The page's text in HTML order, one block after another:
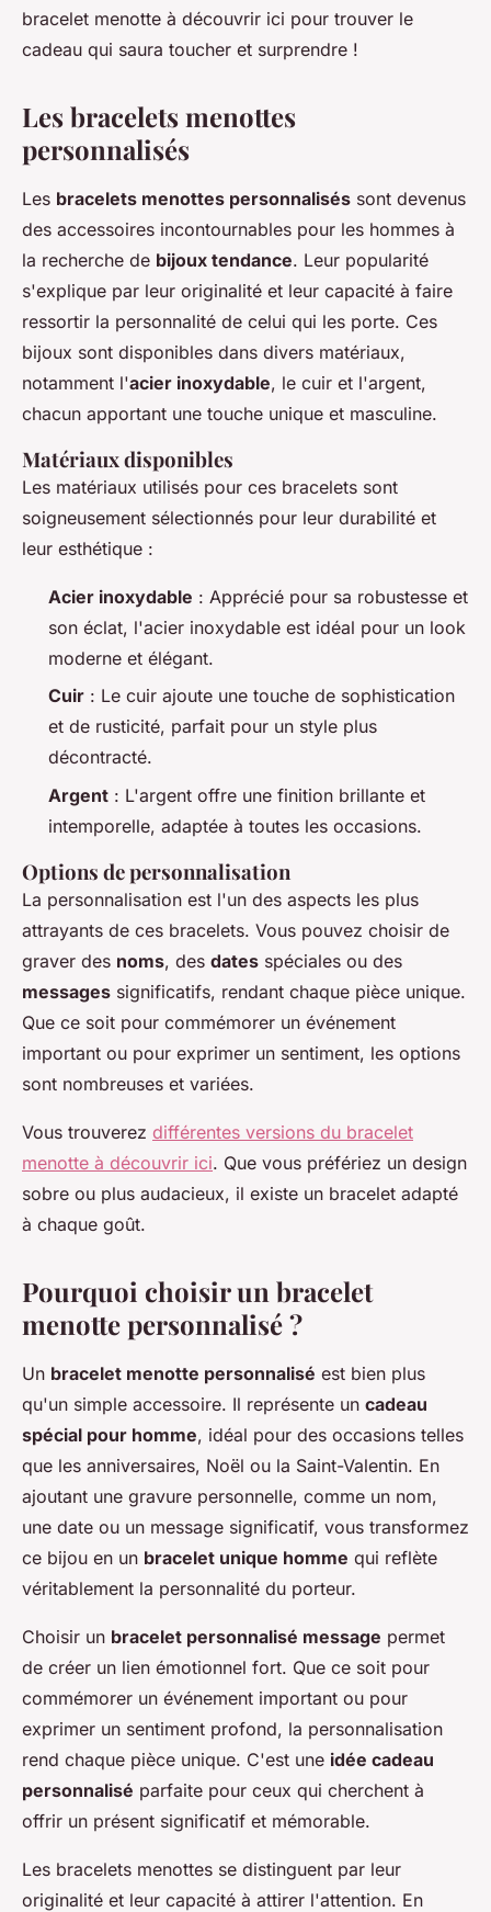
bracelet menotte à découvrir ici pour trouver le
cadeau qui saura toucher et surprendre !
Les bracelets menottes
personnalisés
Les bracelets menottes personnalisés sont devenus
des accessoires incontournables pour les hommes à
la recherche de bijoux tendance. Leur popularité
s'explique par leur originalité et leur capacité à faire
ressortir la personnalité de celui qui les porte. Ces
bijoux sont disponibles dans divers matériaux,
notamment l'acier inoxydable, le cuir et l'argent,
chacun apportant une touche unique et masculine.
Matériaux disponibles
Les matériaux utilisés pour ces bracelets sont
soigneusement sélectionnés pour leur durabilité et
leur esthétique :
Acier inoxydable : Apprécié pour sa robustesse et
son éclat, l'acier inoxydable est idéal pour un look
moderne et élégant.
Cuir : Le cuir ajoute une touche de sophistication
et de rusticité, parfait pour un style plus
décontracté.
Argent : L'argent offre une finition brillante et
intemporelle, adaptée à toutes les occasions.
Options de personnalisation
La personnalisation est l'un des aspects les plus
attrayants de ces bracelets. Vous pouvez choisir de
graver des noms, des dates spéciales ou des
messages significatifs, rendant chaque pièce unique.
Que ce soit pour commémorer un événement
important ou pour exprimer un sentiment, les options
sont nombreuses et variées.
Vous trouverez différentes versions du bracelet
menotte à découvrir ici. Que vous préfériez un design
sobre ou plus audacieux, il existe un bracelet adapté
à chaque goût.
Pourquoi choisir un bracelet
menotte personnalisé ?
Un bracelet menotte personnalisé est bien plus
qu'un simple accessoire. Il représente un cadeau
spécial pour homme, idéal pour des occasions telles
que les anniversaires, Noël ou la Saint-Valentin. En
ajoutant une gravure personnelle, comme un nom,
une date ou un message significatif, vous transformez
ce bijou en un bracelet unique homme qui reflète
véritablement la personnalité du porteur.
Choisir un bracelet personnalisé message permet
de créer un lien émotionnel fort. Que ce soit pour
commémorer un événement important ou pour
exprimer un sentiment profond, la personnalisation
rend chaque pièce unique. C'est une idée cadeau
personnalisé parfaite pour ceux qui cherchent à
offrir un présent significatif et mémorable.
Les bracelets menottes se distinguent par leur
originalité et leur capacité à attirer l'attention. En